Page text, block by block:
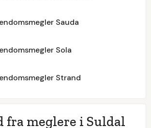
Sauda
Sola
Strand
fra meglere i Suldal